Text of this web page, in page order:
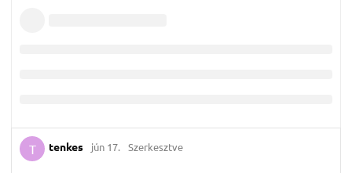
T tenkes jún 17. Szerkesztve